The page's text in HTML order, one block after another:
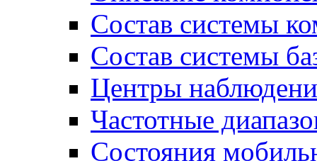
Состав системы
Состав системы
Центры
Частотные
Состояния